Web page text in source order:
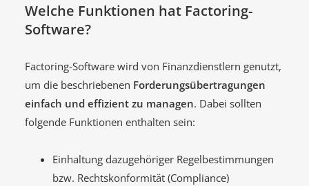
Welche Funktionen hat Factoring-
Software?
Factoring-Software wird von Finanzdienstlern genutzt,
um die beschriebenen Forderungsübertragungen
einfach und effizient zu managen. Dabei sollten
folgende Funktionen enthalten sein:
Einhaltung dazugehöriger Regelbestimmungen
bzw. Rechtskonformität (Compliance)